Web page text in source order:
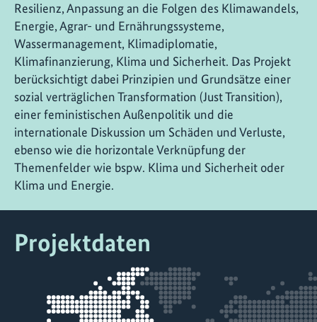
Resilienz, Anpassung an die Folgen des Klimawandels,
Energie, Agrar- und Ernährungssysteme,
Wassermanagement, Klimadiplomatie,
Klimafinanzierung, Klima und Sicherheit. Das Projekt
berücksichtigt dabei Prinzipien und Grundsätze einer
sozial verträglichen Transformation (Just Transition),
einer feministischen Außenpolitik und die
internationale Diskussion um Schäden und Verluste,
ebenso wie die horizontale Verknüpfung der
Themenfelder wie bspw. Klima und Sicherheit oder
Klima und Energie.
Projektdaten